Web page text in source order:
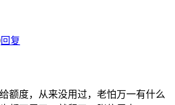
回复
额度，从来没用过，老怕万一有什么